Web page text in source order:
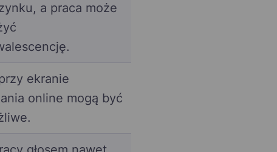
a praca może
ekranie
online mogą być